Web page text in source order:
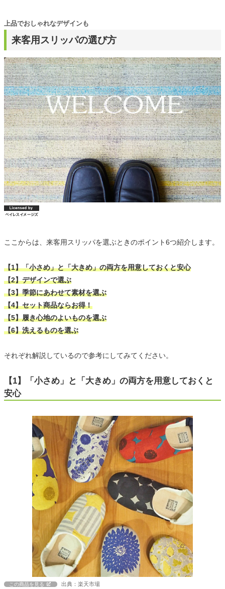
来客用スリッパの選び方
上品でおしゃれなデザインも
ここからは、来客用スリッパを選ぶときのポイント6つ紹介します。
【1】「小さめ」と「大きめ」の両方を用意しておくと安心
【2】デザインで選ぶ
【3】季節にあわせて素材を選ぶ
【4】セット商品ならお得！
【5】履き心地のよいものを選ぶ
【6】洗えるものを選ぶ
それぞれ解説しているので参考にしてみてください。
【1】「小さめ」と「大きめ」の両方を用意しておくと
安心
この商品を見る 出典：楽天市場